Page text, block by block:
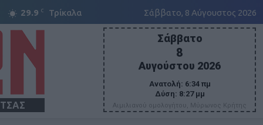
29.9 C Τρίκαλα Σάββατο, 8 Αύγουστος 2026
Σάββατο
8
Αυγούστου 2026
Ανατολή: 6:34 πμ
Δύση: 8:27 μμ
Αιμιλιανού ομολογήτου, Μύρωνος Κρήτης